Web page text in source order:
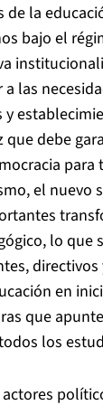
de la
bajo el
las
que debe
para
el nuevo
lo que
directivos
en
que
los